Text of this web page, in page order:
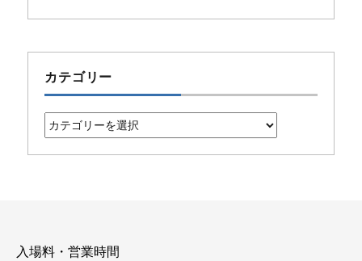
カテゴリー
カ
テ
ゴ
入場料・営業時間